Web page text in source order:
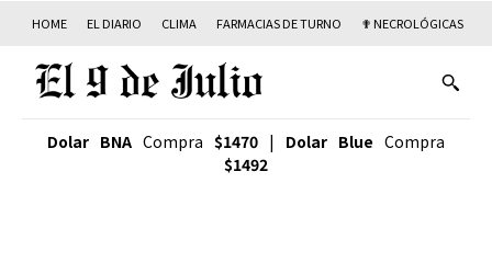
HOME EL DIARIO CLIMA FARMACIAS DE TURNO ✟ NECROLÓGICAS
Dolar BNA Compra $1470 | Dolar Blue Compra
$1492